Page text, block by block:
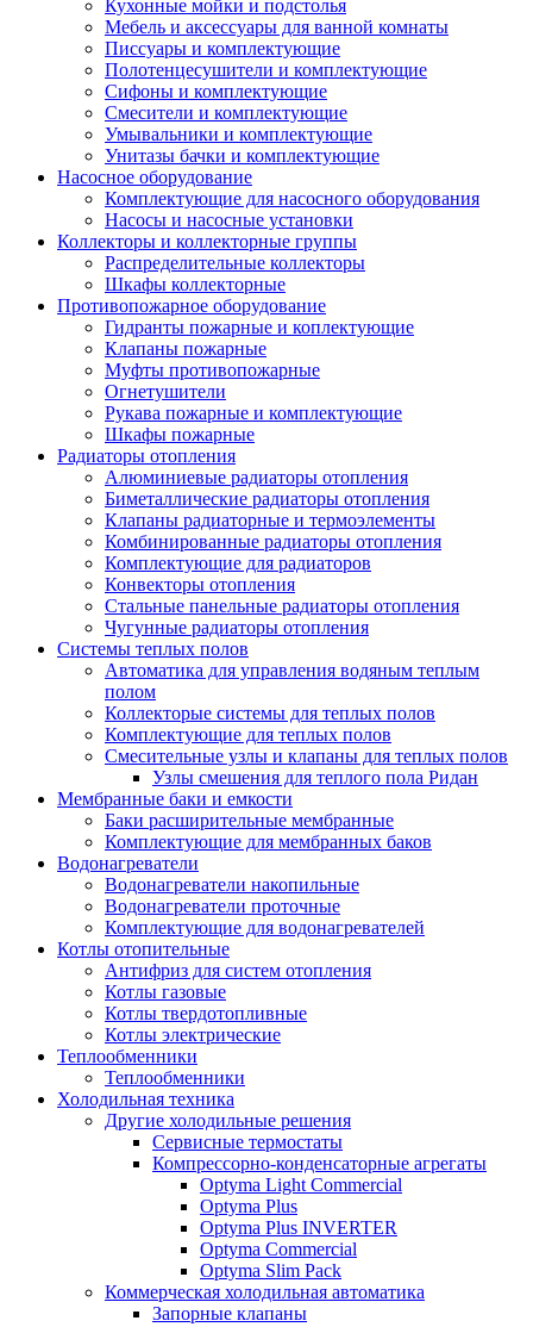
Кухонные мойки и подстолья
Мебель и аксессуары для ванной комнаты
Писсуары и комплектующие
Полотенцесушители и комплектующие
Сифоны и комплектующие
Смесители и комплектующие
Умывальники и комплектующие
Унитазы бачки и комплектующие
Насосное оборудование
Комплектующие для насосного оборудования
Насосы и насосные установки
Коллекторы и коллекторные группы
Распределительные коллекторы
Шкафы коллекторные
Противопожарное оборудование
Гидранты пожарные и коплектующие
Клапаны пожарные
Муфты противопожарные
Огнетушители
Рукава пожарные и комплектующие
Шкафы пожарные
Радиаторы отопления
Алюминиевые радиаторы отопления
Биметаллические радиаторы отопления
Клапаны радиаторные и термоэлементы
Комбинированные радиаторы отопления
Комплектующие для радиаторов
Конвекторы отопления
Стальные панельные радиаторы отопления
Чугунные радиаторы отопления
Системы теплых полов
Автоматика для управления водяным теплым
полом
Коллекторые системы для теплых полов
Комплектующие для теплых полов
Смесительные узлы и клапаны для теплых полов
Узлы смешения для теплого пола Ридан
Мембранные баки и емкости
Баки расширительные мембранные
Комплектующие для мембранных баков
Водонагреватели
Водонагреватели накопильные
Водонагреватели проточные
Комплектующие для водонагревателей
Котлы отопительные
Антифриз для систем отопления
Котлы газовые
Котлы твердотопливные
Котлы электрические
Теплообменники
Теплообменники
Холодильная техника
Другие холодильные решения
Сервисные термостаты
Компрессорно-конденсаторные агрегаты
Optyma Light Commercial
Optyma Plus
Optyma Plus INVERTER
Optyma Commercial
Optyma Slim Pack
Коммерческая холодильная автоматика
Запорные клапаны